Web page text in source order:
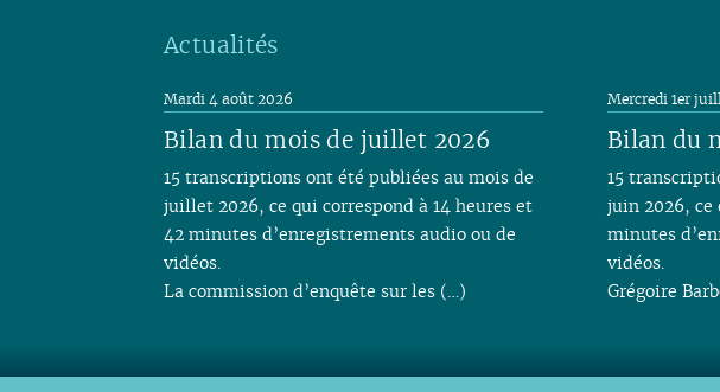
Actualités
Bilan du mois de juillet 2026
Mardi 4 août 2026
15 transcriptions ont été publiées au mois de
juillet 2026, ce qui correspond à 14 heures et
42 minutes d’enregistrements audio ou de
vidéos.
La commission d’enquête sur les (…)
Bilan du
Mercredi 1er
15
juin 2026, ce
minutes
vidéos.
Grégoire